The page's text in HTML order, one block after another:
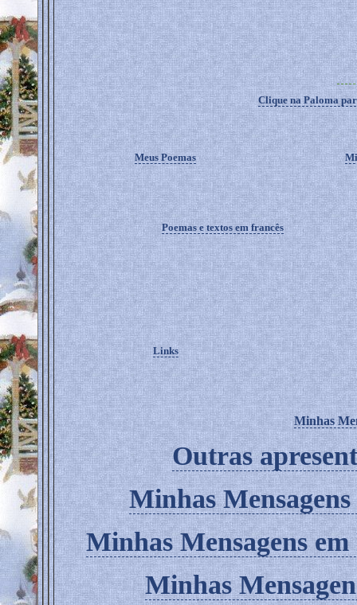
Clique na Paloma
Meus Poemas
Poemas e textos em francês
Links
Minhas
Outras
Minhas
Minhas Mensagens
Minhas